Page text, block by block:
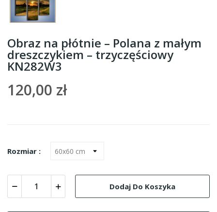
Obraz na płótnie – Polana z małym
dreszczykiem – trzyczęściowy
KN282W3
120,00 zł
Rozmiar :
Dodaj Do Koszyka